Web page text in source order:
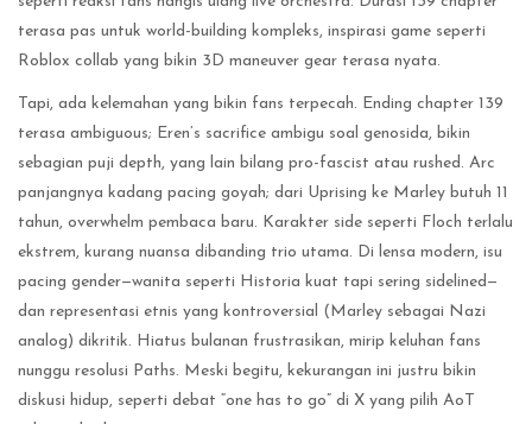
terasa pas untuk world-building kompleks, inspirasi game seperti
Roblox collab yang bikin 3D maneuver gear terasa nyata.
Tapi, ada kelemahan yang bikin fans terpecah. Ending chapter 139
terasa ambiguous; Eren’s sacrifice ambigu soal genosida, bikin
sebagian puji depth, yang lain bilang pro-fascist atau rushed. Arc
panjangnya kadang pacing goyah; dari Uprising ke Marley butuh 11
tahun, overwhelm pembaca baru. Karakter side seperti Floch terlalu
ekstrem, kurang nuansa dibanding trio utama. Di lensa modern, isu
pacing gender—wanita seperti Historia kuat tapi sering sidelined—
dan representasi etnis yang kontroversial (Marley sebagai Nazi
analog) dikritik. Hiatus bulanan frustrasikan, mirip keluhan fans
nunggu resolusi Paths. Meski begitu, kekurangan ini justru bikin
diskusi hidup, seperti debat “one has to go” di X yang pilih AoT